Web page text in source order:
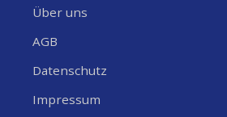
Über uns
AGB
Datenschutz
Impressum